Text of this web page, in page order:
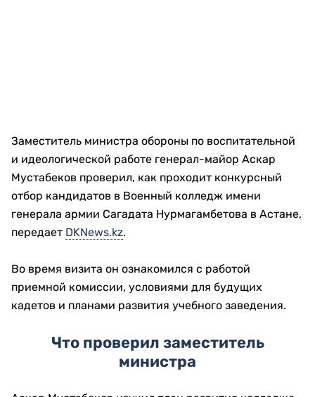
Заместитель министра обороны по воспитательной
и идеологической работе генерал-майор Аскар
Мустабеков проверил, как проходит конкурсный
отбор кандидатов в Военный колледж имени
генерала армии Сагадата Нурмагамбетова в Астане,
передает DKNews.kz.
Во время визита он ознакомился с работой
приемной комиссии, условиями для будущих
кадетов и планами развития учебного заведения.
Что проверил заместитель
министра